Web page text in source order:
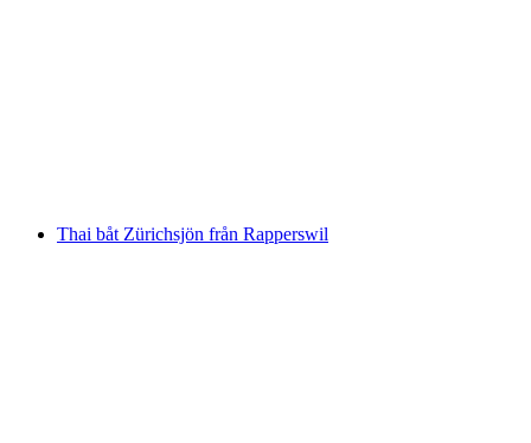
Thai båt Zürichsjön från Rapperswil